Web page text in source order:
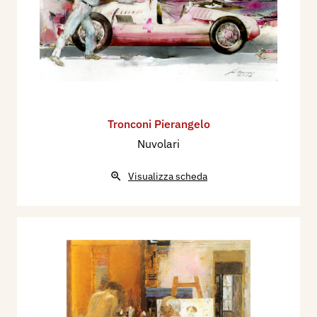
della rivista “GRAZIA”, diventata leader nel
mondo dei periodici femminili.
Solo nel 1962 con una “personale” alla “Galleria
Vinciana” di Dagoberto Pavia, allora principe dei
esponendo “il suo mondo” in quel contesto
storico-culturale indirizzato a dare a new image
fortunato libro americano.
internazionali, indicato da alcuni critici come uno
dei più stimolanti artisti della “nuova
figurazione”. Infatti gli vengono assegnati alcuni
premi di indubbio prestigio quali il terzo premio
Tronconi Pierangelo
Nuvolari
Visualizza scheda